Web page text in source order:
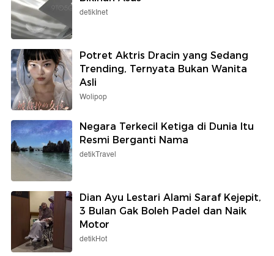
detikInet
Potret Aktris Dracin yang Sedang
Trending, Ternyata Bukan Wanita
Asli
Wolipop
Negara Terkecil Ketiga di Dunia Itu
Resmi Berganti Nama
detikTravel
Dian Ayu Lestari Alami Saraf Kejepit,
3 Bulan Gak Boleh Padel dan Naik
Motor
detikHot